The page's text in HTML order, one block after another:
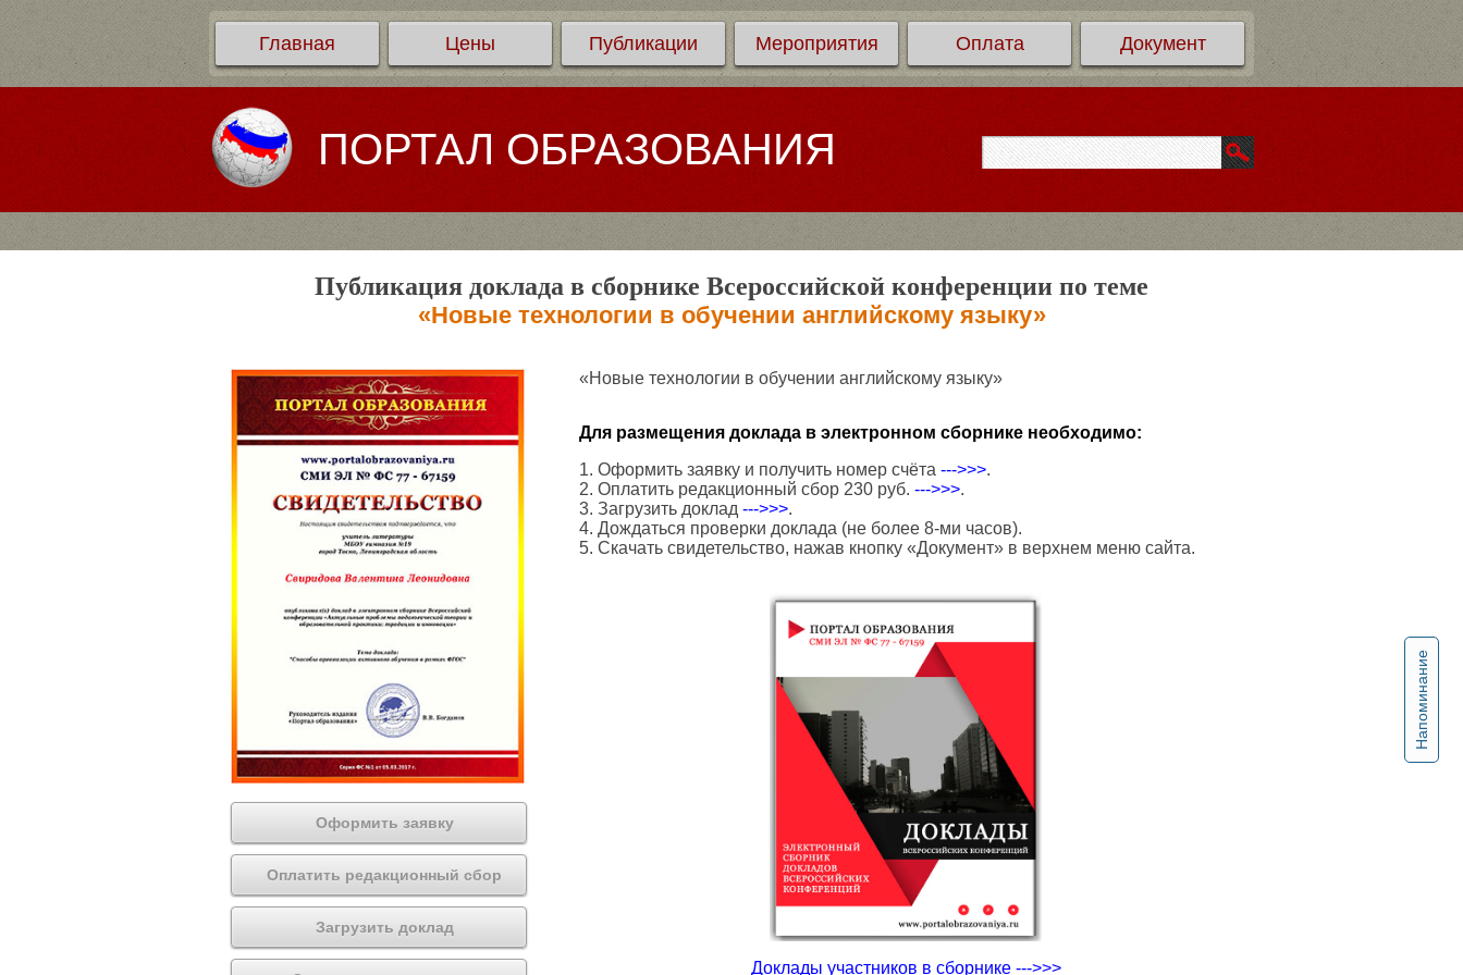
Главная Цены Публикации Мероприятия Оплата Документ
ПОРТАЛ ОБРАЗОВАНИЯ
Напоминание
Публикация доклада в сборнике Всероссийской конференции по теме
«Новые технологии в обучении английскому языку»
Оформить заявку
Оплатить редакционный сбор
Загрузить доклад
«Новые технологии в обучении английскому языку»
Для размещения доклада в электронном сборнике необходимо:
1. Оформить заявку и получить номер счёта --->>>.
2. Оплатить редакционный сбор 230 руб. --->>>.
3. Загрузить доклад --->>>.
4. Дождаться проверки доклада (не более 8-ми часов).
5. Скачать свидетельство, нажав кнопку «Документ» в верхнем меню сайта.
Доклады участников в сборнике --->>>